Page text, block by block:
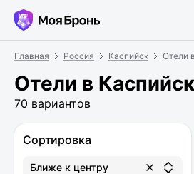
Главная Россия Каспийск Отели
Отели в
70 вариантов
Сортировка
Ближе к центру